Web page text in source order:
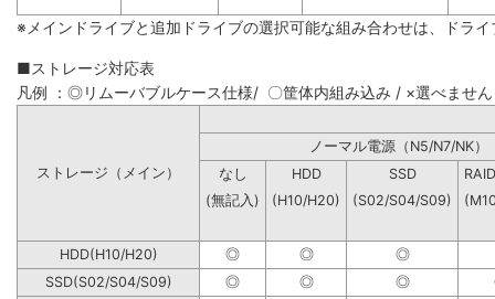
※メインドライブと追加ドライブの選択可能な組み合わせは、ドラ
■ストレージ対応表
凡例 ：◎リムーバブルケース仕様/ 〇筐体内組み込み / ×選べません
ノーマル電源（N5/
ストレージ（メイン）
なし HDD SSD
(無記入)
(H10/H20) (S02/S04/S09)
HDD(H10/H20) ◎ ◎
◎
SSD(S02/S04/S09)
◎ ◎ ◎